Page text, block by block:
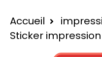
Accueil
Sticker impression